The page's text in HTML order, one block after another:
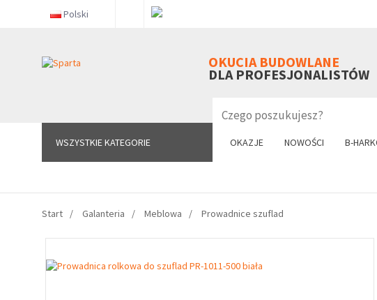
Polski
OKUCIA BUDOWLANE
DLA PROFESJONALISTÓW
WSZYSTKIE KATEGORIE OKAZJE NOWOŚCI B-
WSZYSTKIE KATEGORIE
Start Galanteria Meblowa Prowadnice szuflad